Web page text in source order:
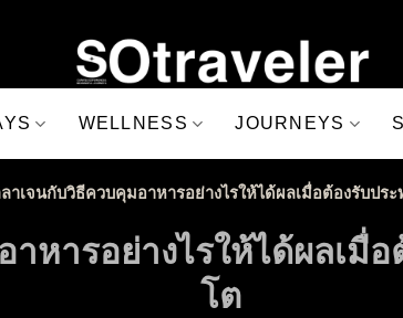
WELLNESS JOURNEYS
าเจนกับวิธีควบคุมอาหารอย่างไรให้ได้ผลเมื่อต้องรับปร
หารอย่างไรให้ได้ผลเมื่
โต